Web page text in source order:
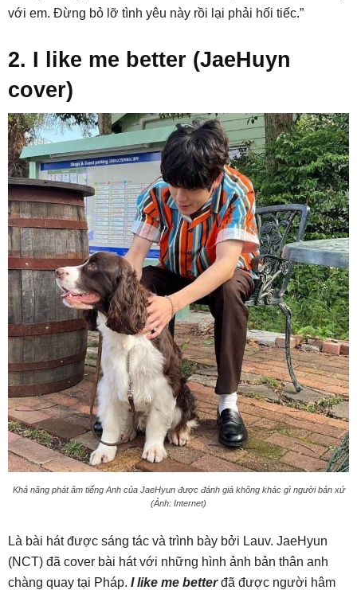
với em. Đừng bỏ lỡ tình yêu này rồi lại phải hối tiếc.”
2. I like me better (JaeHuyn
cover)
Khả năng phát âm tiếng Anh của JaeHyun được đánh giá không khác gì người bản xứ
(Ảnh: Internet)
Là bài hát được sáng tác và trình bày bởi Lauv. JaeHyun
(NCT) đã cover bài hát với những hình ảnh bản thân anh
chàng quay tại Pháp. I like me betterđã được người hâm